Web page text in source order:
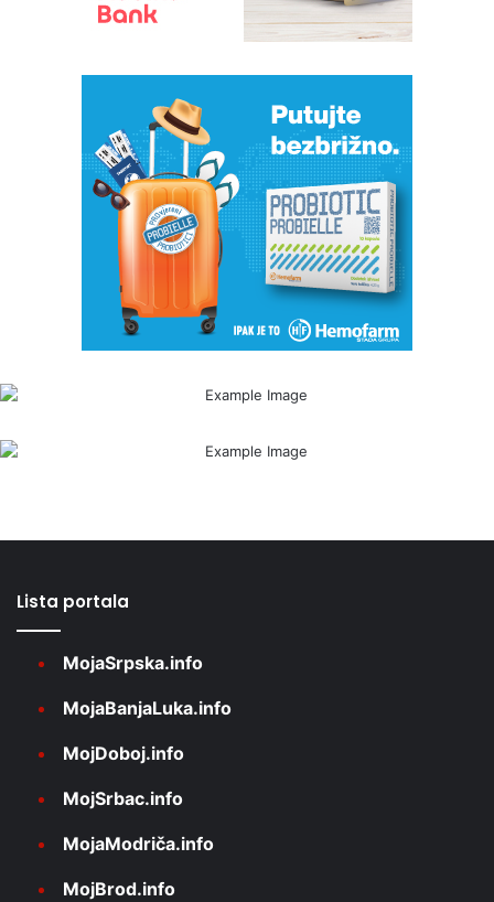
Lista portala
MojaSrpska.info
MojaBanjaLuka.info
MojDoboj.info
MojSrbac.info
MojaModriča.info
MojBrod.info